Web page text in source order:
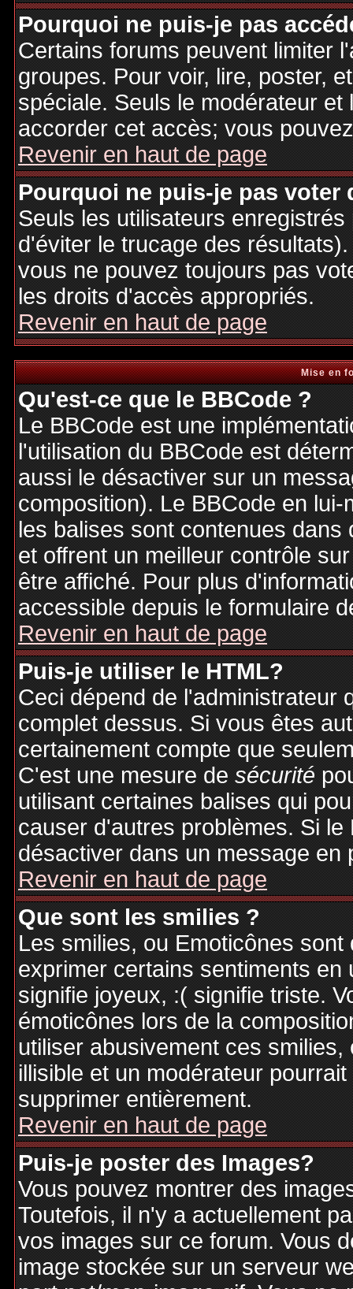
Pourquoi ne puis-je pas
Certains forums peuvent limiter
groupes. Pour voir, lire, poster,
spéciale. Seuls le modérateur
accorder cet accès; vous
Revenir en haut de page
Pourquoi ne puis-je pas voter
Seuls les utilisateurs
d'éviter le trucage des
vous ne pouvez toujours pas
les droits d'accès appropriés.
Revenir en haut de page
Mise en
Qu'est-ce que le BBCode ?
Le BBCode est une
l'utilisation du BBCode est
aussi le désactiver sur un
composition). Le BBCode en
les balises sont contenues
et offrent un meilleur contrôle
être affiché. Pour plus
accessible depuis le formulaire
Revenir en haut de page
Puis-je utiliser le HTML?
Ceci dépend de l'administrateur
complet dessus. Si vous êtes
certainement compte que
C'est une mesure desécurité
utilisant certaines balises qui
causer d'autres problèmes. Si
désactiver dans un message en
Revenir en haut de page
Que sont les smilies ?
Les smilies, ou Emoticônes
exprimer certains sentiments
signifie joyeux, :( signifie triste.
émoticônes lors de la
utiliser abusivement ces
illisible et un modérateur
supprimer entièrement.
Revenir en haut de page
Puis-je poster des Images?
Vous pouvez montrer des
Toutefois, il n'y a actuellement
vos images sur ce forum. Vous
image stockée sur un serveur